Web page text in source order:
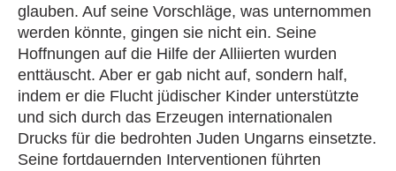
glauben. Auf seine Vorschläge, was unternommen
werden könnte, gingen sie nicht ein. Seine
Hoffnungen auf die Hilfe der Alliierten wurden
enttäuscht. Aber er gab nicht auf, sondern half,
indem er die Flucht jüdischer Kinder unterstützte
und sich durch das Erzeugen internationalen
Drucks für die bedrohten Juden Ungarns einsetzte.
Seine fortdauernden Interventionen führten